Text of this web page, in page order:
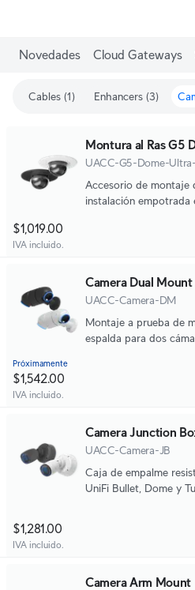
Novedades Cloud Gateways
Cables (1) Enhancers (3)
Montura al Ras G5
UACC-G5-Dome-
Accesorio de montaje
instalación empotrada
$1,019.00
IVA incluido.
Camera Dual Mount
UACC-Camera-DM
Montaje a prueba de
espalda para dos
Próximamente
$1,542.00
IVA incluido.
Camera Junction
UACC-Camera-JB
Caja de empalme
UniFi Bullet, Dome y
$1,281.00
IVA incluido.
Camera Arm Mount